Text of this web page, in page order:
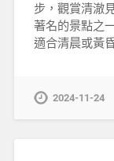
步，觀賞清澈
著名的景點之
適合清晨或黃
2024-11-24